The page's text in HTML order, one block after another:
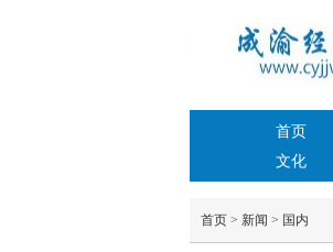
首页
文化
首页 > 新闻 > 国内